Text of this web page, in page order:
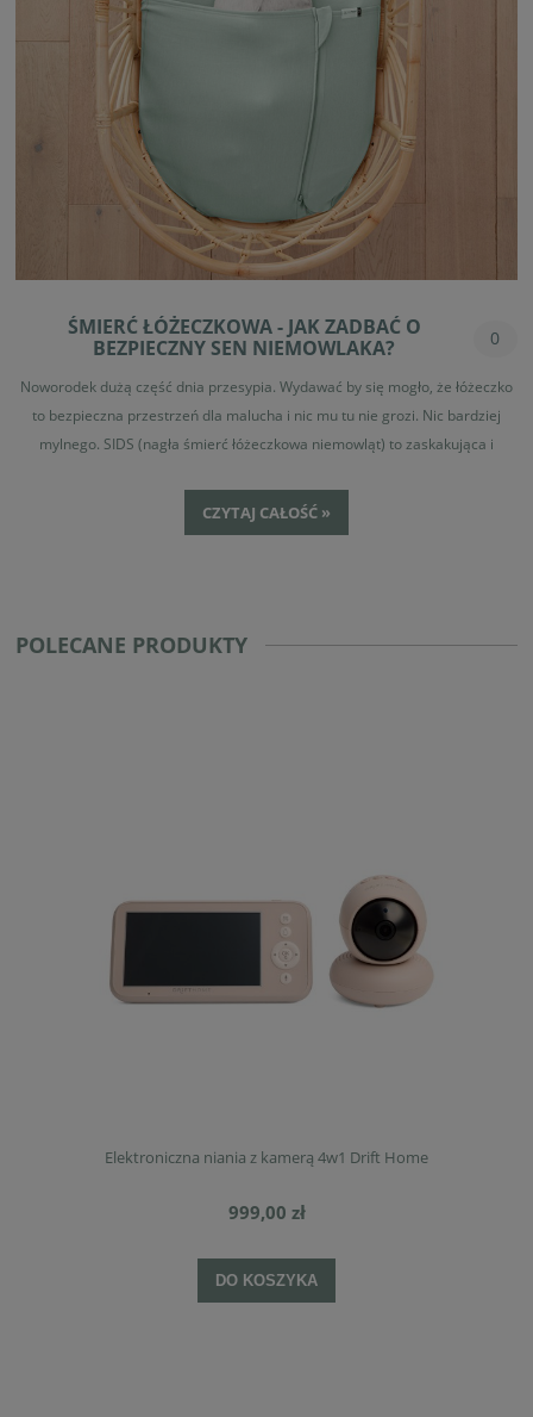
ŚMIERĆ ŁÓŻECZKOWA - JAK ZADBAĆ O
BEZPIECZNY SEN NIEMOWLAKA?
0
Noworodek dużą część dnia przesypia. Wydawać by się mogło, że łóżeczko
to bezpieczna przestrzeń dla malucha i nic mu tu nie grozi. Nic bardziej
mylnego. SIDS (nagła śmierć łóżeczkowa niemowląt) to zaskakująca i
Dotyka zazwyczaj dzieci w pierwszym roku życia, między 1 a 6 miesiącem.
CZYTAJ CAŁOŚĆ »
POLECANE PRODUKTY
Elektroniczna niania z kamerą 4w1 Drift Home
999,00 zł
DO KOSZYKA